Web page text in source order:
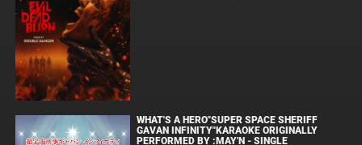
WHAT'S A HERO"SUPER SPACE SHERIFF
GAVAN INFINITY"KARAOKE ORIGINALLY
PERFORMED BY :MAY'N - SINGLE